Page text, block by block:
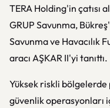
TERA Holding'in çatısı
GRUP Savunma,
Savunma ve Havacılık
aracı AŞKAR II'yi tanıttı.
Yüksek riskli bölgelerde
güvenlik operasyonları